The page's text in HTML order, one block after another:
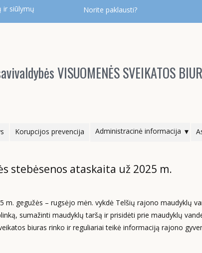
ir siūlymų Norite paklausti?
VISUOMENĖS SVEIKATOS
Korupcijos prevencija Administracinė informacija
stebėsenos ataskaita už 2025 m.
gegužės – rugsėjo mėn. vykdė Telšių rajono maudyklų
sumažinti maudyklų taršą ir prisidėti prie maudyklų
biuras rinko ir reguliariai teikė informaciją rajono